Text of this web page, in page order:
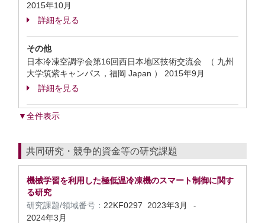
2015年10月
詳細を見る
その他
日本冷凍空調学会第16回西日本地区技術交流会 （ 九州
大学筑紫キャンパス，福岡 Japan ） 2015年9月
詳細を見る
▼全件表示
共同研究・競争的資金等の研究課題
機械学習を利用した極低温冷凍機のスマート制御に関す
る研究
研究課題/領域番号： 22KF0297 2023年3月 -
2024年3月